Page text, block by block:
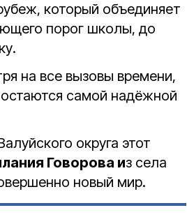
который объединяет
порог школы, до
на все вызовы времени,
самой надёжной
округа этот
Говорова из села
новый мир.